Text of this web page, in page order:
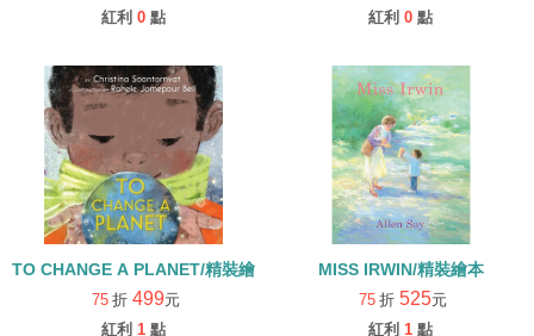
紅利 0 點
紅利 0 點
TO CHANGE A PLANET/精裝繪本
75 折 499元
紅利 1 點
MISS IRWIN/精裝繪本
75 折 525元
紅利 1 點